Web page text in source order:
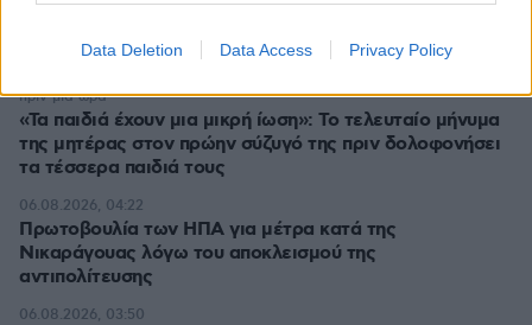
Data Deletion Data Access Privacy Policy
Εντοπίστηκαν 40 μετανάστες νότια της Ιεράπετρας
«Τα παιδιά έχουν μια μικρή ίωση»: Το τελευταίο μήνυμα
της μητέρας στον πρώην σύζυγό της πριν δολοφονήσει
τα τέσσερα παιδιά τους
πριν μία ώρα
Πρωτοβουλία των ΗΠΑ για μέτρα κατά της
Νικαράγουας λόγω του αποκλεισμού της
αντιπολίτευσης
06.08.2026, 04:22
06.08.2026, 03:50